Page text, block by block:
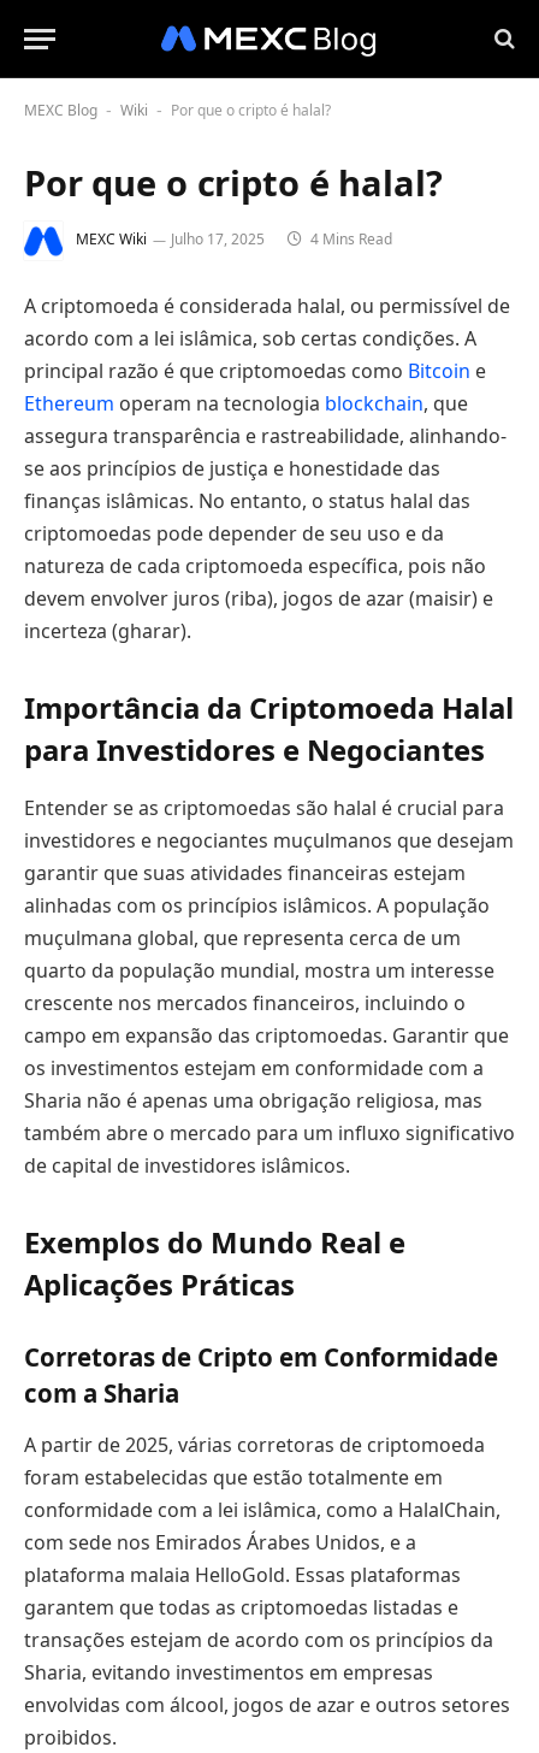
MEXC Blog - Wiki - Por que o cripto é halal?
Por que o cripto é halal?
MEXC Wiki Julho 17, 2025 4 Mins Read
A criptomoeda é considerada halal, ou permissível de
acordo com a lei islâmica, sob certas condições. A
principal razão é que criptomoedas como Bitcoin e
Ethereum operam na tecnologia blockchain, que
assegura transparência e rastreabilidade, alinhando-
se aos princípios de justiça e honestidade das
finanças islâmicas. No entanto, o status halal das
criptomoedas pode depender de seu uso e da
natureza de cada criptomoeda específica, pois não
devem envolver juros (riba), jogos de azar (maisir) e
incerteza (gharar).
Importância da Criptomoeda Halal
para Investidores e Negociantes
Entender se as criptomoedas são halal é crucial para
investidores e negociantes muçulmanos que desejam
garantir que suas atividades financeiras estejam
alinhadas com os princípios islâmicos. A população
muçulmana global, que representa cerca de um
quarto da população mundial, mostra um interesse
crescente nos mercados financeiros, incluindo o
campo em expansão das criptomoedas. Garantir que
os investimentos estejam em conformidade com a
Sharia não é apenas uma obrigação religiosa, mas
também abre o mercado para um influxo significativo
de capital de investidores islâmicos.
Exemplos do Mundo Real e
Aplicações Práticas
Corretoras de Cripto em Conformidade
com a Sharia
A partir de 2025, várias corretoras de criptomoeda
foram estabelecidas que estão totalmente em
conformidade com a lei islâmica, como a HalalChain,
com sede nos Emirados Árabes Unidos, e a
plataforma malaia HelloGold. Essas plataformas
garantem que todas as criptomoedas listadas e
transações estejam de acordo com os princípios da
Sharia, evitando investimentos em empresas
envolvidas com álcool, jogos de azar e outros setores
proibidos.